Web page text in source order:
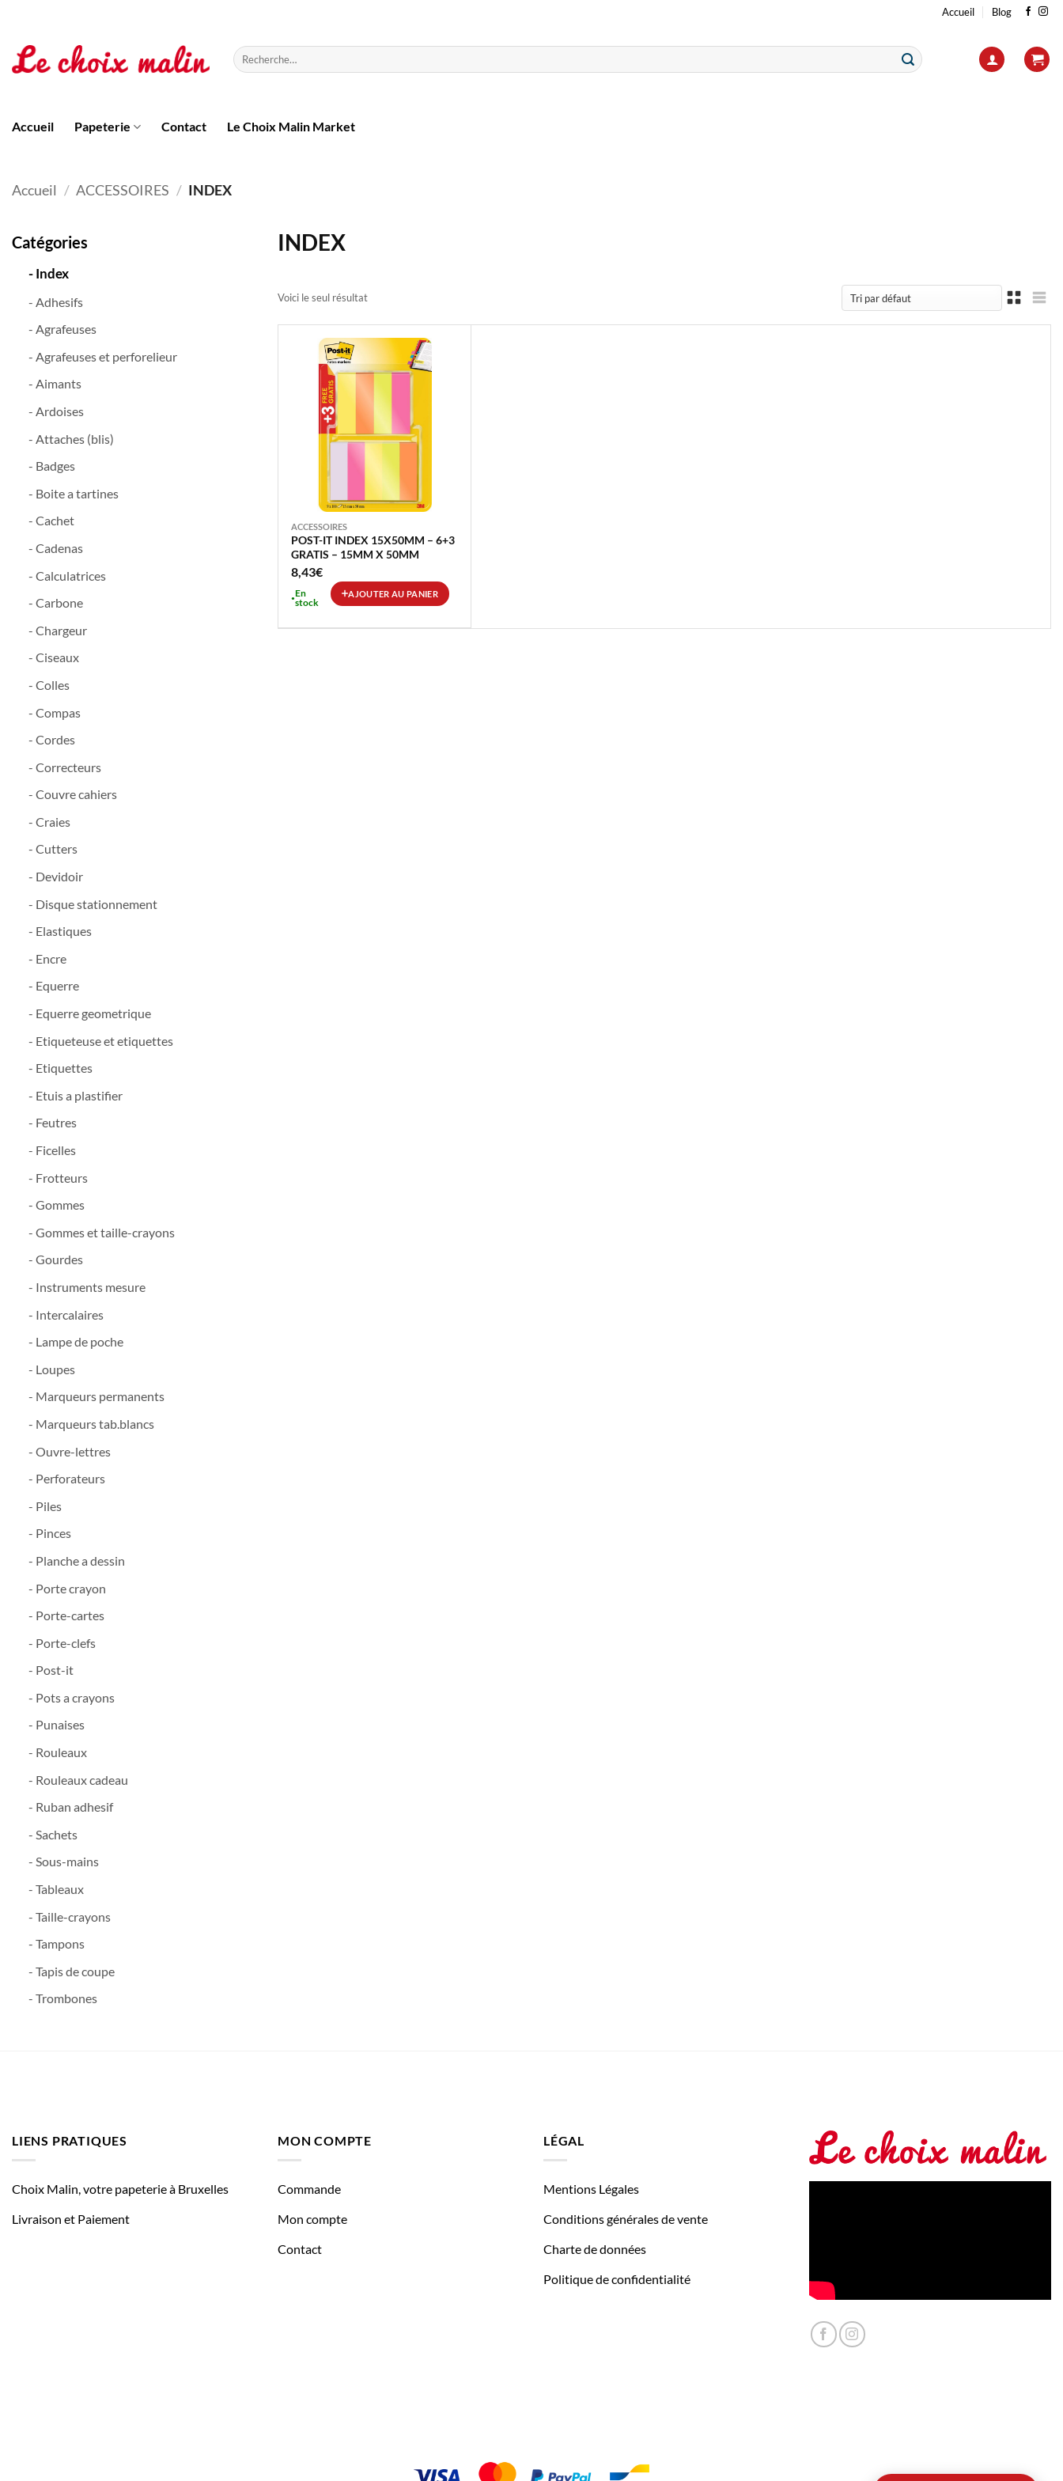
contenu
Accueil Blog
Recherche
pour :
Accueil Papeterie Contact Le Choix Malin Market
Accueil / ACCESSOIRES / INDEX
Catégories
- Index
- Adhesifs
- Agrafeuses
- Agrafeuses et perforelieur
- Aimants
- Ardoises
- Attaches (blis)
- Badges
- Boite a tartines
- Cachet
- Cadenas
- Calculatrices
- Carbone
- Chargeur
- Ciseaux
- Colles
- Compas
- Cordes
- Correcteurs
- Couvre cahiers
- Craies
- Cutters
- Devidoir
- Disque stationnement
- Elastiques
- Encre
- Equerre
- Equerre geometrique
- Etiqueteuse et etiquettes
- Etiquettes
- Etuis a plastifier
- Feutres
- Ficelles
- Frotteurs
- Gommes
- Gommes et taille-crayons
- Gourdes
- Instruments mesure
- Intercalaires
- Lampe de poche
- Loupes
- Marqueurs permanents
- Marqueurs tab.blancs
- Ouvre-lettres
- Perforateurs
- Piles
- Pinces
- Planche a dessin
- Porte crayon
- Porte-cartes
- Porte-clefs
- Post-it
- Pots a crayons
- Punaises
- Rouleaux
- Rouleaux cadeau
- Ruban adhesif
- Sachets
- Sous-mains
- Tableaux
- Taille-crayons
- Tampons
- Tapis de coupe
- Trombones
INDEX
Voici le seul résultat
ACCESSOIRES
POST-IT INDEX 15X50MM – 6+3
GRATIS – 15MM X 50MM
8,43€
En
stock
AJOUTER AU PANIER
LIENS PRATIQUES
Choix Malin, votre papeterie à Bruxelles
Livraison et Paiement
MON COMPTE
Commande
Mon compte
Contact
LÉGAL
Mentions Légales
Conditions générales de vente
Charte de données
Politique de confidentialité